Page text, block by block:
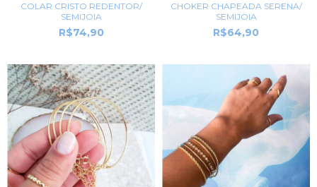
COLAR CRISTO REDENTOR/
SEMIJOIA
R$74,90
CHOKER CHAPEADA SERENA/
SEMIJOIA
R$64,90